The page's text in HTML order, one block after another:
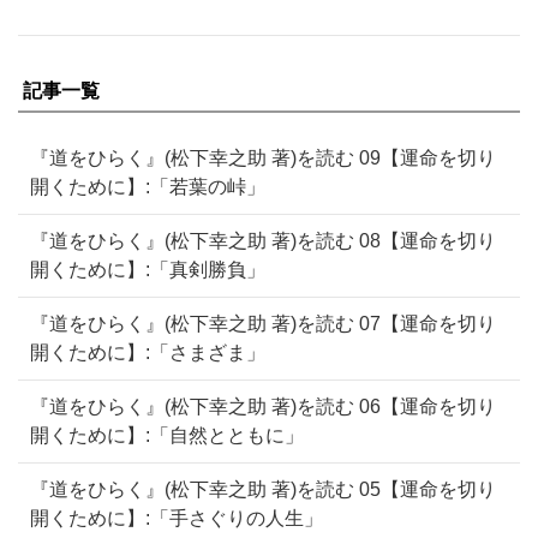
記事一覧
『道をひらく』(松下幸之助 著)を読む 09【運命を切り
開くために】:「若葉の峠」
『道をひらく』(松下幸之助 著)を読む 08【運命を切り
開くために】:「真剣勝負」
『道をひらく』(松下幸之助 著)を読む 07【運命を切り
開くために】:「さまざま」
『道をひらく』(松下幸之助 著)を読む 06【運命を切り
開くために】:「自然とともに」
『道をひらく』(松下幸之助 著)を読む 05【運命を切り
開くために】:「手さぐりの人生」